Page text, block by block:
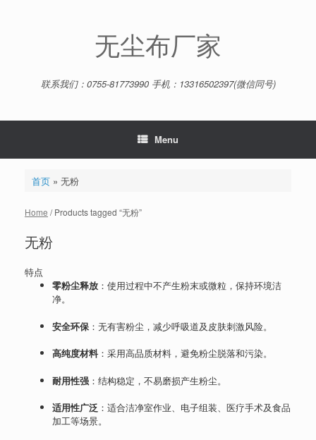
无尘布厂家
联系我们：0755-81773990 手机：13316502397(微信同号)
Menu
首页» 无粉
Home / Products tagged “无粉”
无粉
特点
零粉尘释放 ：使用过程中不产生粉末或微粒，保持环境洁
净。
安全环保 ：无有害粉尘，减少呼吸道及皮肤刺激风险。
高纯度材料：采用高品质材料，避免粉尘脱落和污染。
耐用性强 ：结构稳定，不易磨损产生粉尘。
适用性广泛 ：适合洁净室作业、电子组装、医疗手术及食品
加工等场景。